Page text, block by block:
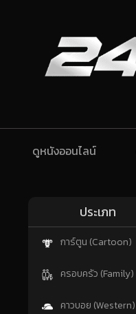
ดูหนังออนไลน์
ประเภท
การ์ตูน (Cartoon)
ครอบครัว (Family)
คาวบอย (Western)